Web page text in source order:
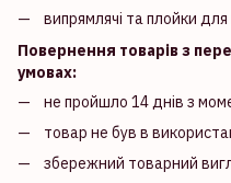
випрямлячі та плойки для
Повернення товарів з
умовах:
не пройшло 14 днів з
товар не був в
збережний товарний